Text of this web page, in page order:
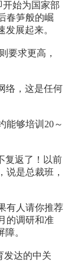
始为国家部
春笋般的崛
展起来。
要求更高，
络，这是任何
能够培训20～
复返了！以前
说是总裁班，
有人请你推荐
的调研和准
。
发达的中关